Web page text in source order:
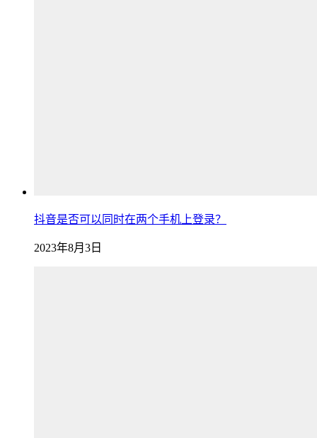
抖音是否可以同时在两个手机上登录？
2023年8月3日